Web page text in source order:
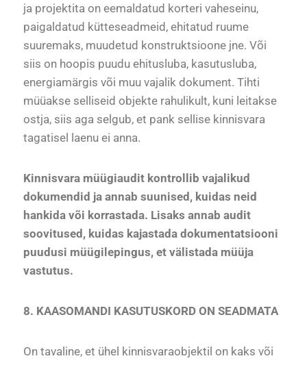
ja projektita on eemaldatud korteri vaheseinu,
paigaldatud kütteseadmeid, ehitatud ruume
suuremaks, muudetud konstruktsioone jne. Või
siis on hoopis puudu ehitusluba, kasutusluba,
energiamärgis või muu vajalik dokument. Tihti
müüakse selliseid objekte rahulikult, kuni leitakse
ostja, siis aga selgub, et pank sellise kinnisvara
tagatisel laenu ei anna.
Kinnisvara müügiaudit kontrollib vajalikud
dokumendid ja annab suunised, kuidas neid
hankida või korrastada. Lisaks annab audit
soovitused, kuidas kajastada dokumentatsiooni
puudusi müügilepingus, et välistada müüja
vastutus.
8. KAASOMANDI KASUTUSKORD ON SEADMATA
On tavaline, et ühel kinnisvaraobjektil on kaks või